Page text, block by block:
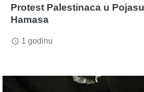
Protest Palestinaca u
Hamasa
access_time 1 godinu